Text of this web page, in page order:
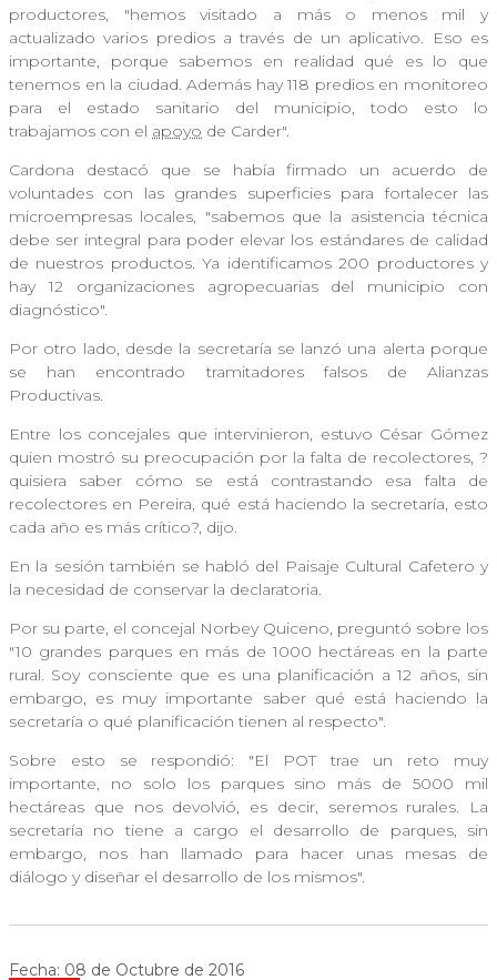
productores, "hemos visitado a más o menos mil y
actualizado varios predios a través de un aplicativo. Eso es
importante, porque sabemos en realidad qué es lo que
tenemos en la ciudad. Además hay 118 predios en monitoreo
para el estado sanitario del municipio, todo esto lo
trabajamos con el apoyo de Carder".
Cardona destacó que se había firmado un acuerdo de
voluntades con las grandes superficies para fortalecer las
microempresas locales, "sabemos que la asistencia técnica
debe ser integral para poder elevar los estándares de calidad
de nuestros productos. Ya identificamos 200 productores y
hay 12 organizaciones agropecuarias del municipio con
diagnóstico".
Por otro lado, desde la secretaría se lanzó una alerta porque
se han encontrado tramitadores falsos de Alianzas
Productivas.
Entre los concejales que intervinieron, estuvo César Gómez
quien mostró su preocupación por la falta de recolectores, ?
quisiera saber cómo se está contrastando esa falta de
recolectores en Pereira, qué está haciendo la secretaría, esto
cada año es más crítico?, dijo.
En la sesión también se habló del Paisaje Cultural Cafetero y
la necesidad de conservar la declaratoria.
Por su parte, el concejal Norbey Quiceno, preguntó sobre los
"10 grandes parques en más de 1000 hectáreas en la parte
rural. Soy consciente que es una planificación a 12 años, sin
embargo, es muy importante saber qué está haciendo la
secretaría o qué planificación tienen al respecto".
Sobre esto se respondió: "El POT trae un reto muy
importante, no solo los parques sino más de 5000 mil
hectáreas que nos devolvió, es decir, seremos rurales. La
secretaría no tiene a cargo el desarrollo de parques, sin
embargo, nos han llamado para hacer unas mesas de
diálogo y diseñar el desarrollo de los mismos".
Fecha: 08 de Octubre de 2016